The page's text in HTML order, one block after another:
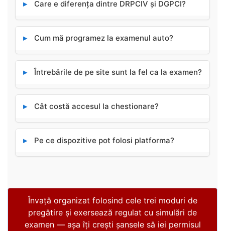
▸ Care e diferența dintre DRPCIV și DGPCI?
▸ Cum mă programez la examenul auto?
▸ Întrebările de pe site sunt la fel ca la examen?
▸ Cât costă accesul la chestionare?
▸ Pe ce dispozitive pot folosi platforma?
Învață organizat folosind cele trei moduri de
pregătire și exersează regulat cu simulări de
examen — așa îți crești șansele să iei permisul